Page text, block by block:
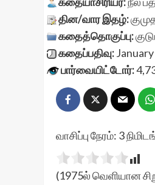
தின/வார இதழ்:
கதைத்தொகுப்பு:
கதைப்பதிவு:
பார்வையிட்டோர்:
வாசிப்பு நேரம்: 3
(1975ல் வெளியான